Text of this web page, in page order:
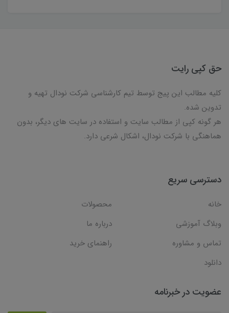
حق کپی رایت
کلیه مطالب این پیج توسط تیم کارشناسی شرکت نودال تهیه و
تدوین شده.
هر گونه کپی از مطالب سایت و استفاده در سایت های دیگر، بدون
هماهنگی با شرکت نودال، اشکال شرعی دارد.
دسترسی سریع
خانه
محصولات
وبلاگ آموزشی
درباره ما
تماس و مشاوره
راهنمای خرید
دانلود
عضویت در خبرنامه